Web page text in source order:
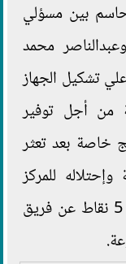
بين مسؤلي
محمد
تشكيل الجهاز
من أجل توفير
خاصة بعد تعثر
للمركز
الحادي عشر برصيد 10 نقاط وبفارق 5 نقاط عن فريق